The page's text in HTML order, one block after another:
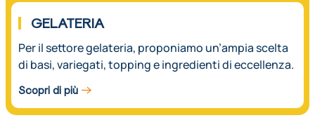
GELATERIA
Per il settore gelateria, proponiamo un’ampia scelta
di basi, variegati, topping e ingredienti di eccellenza.
Scopri di più